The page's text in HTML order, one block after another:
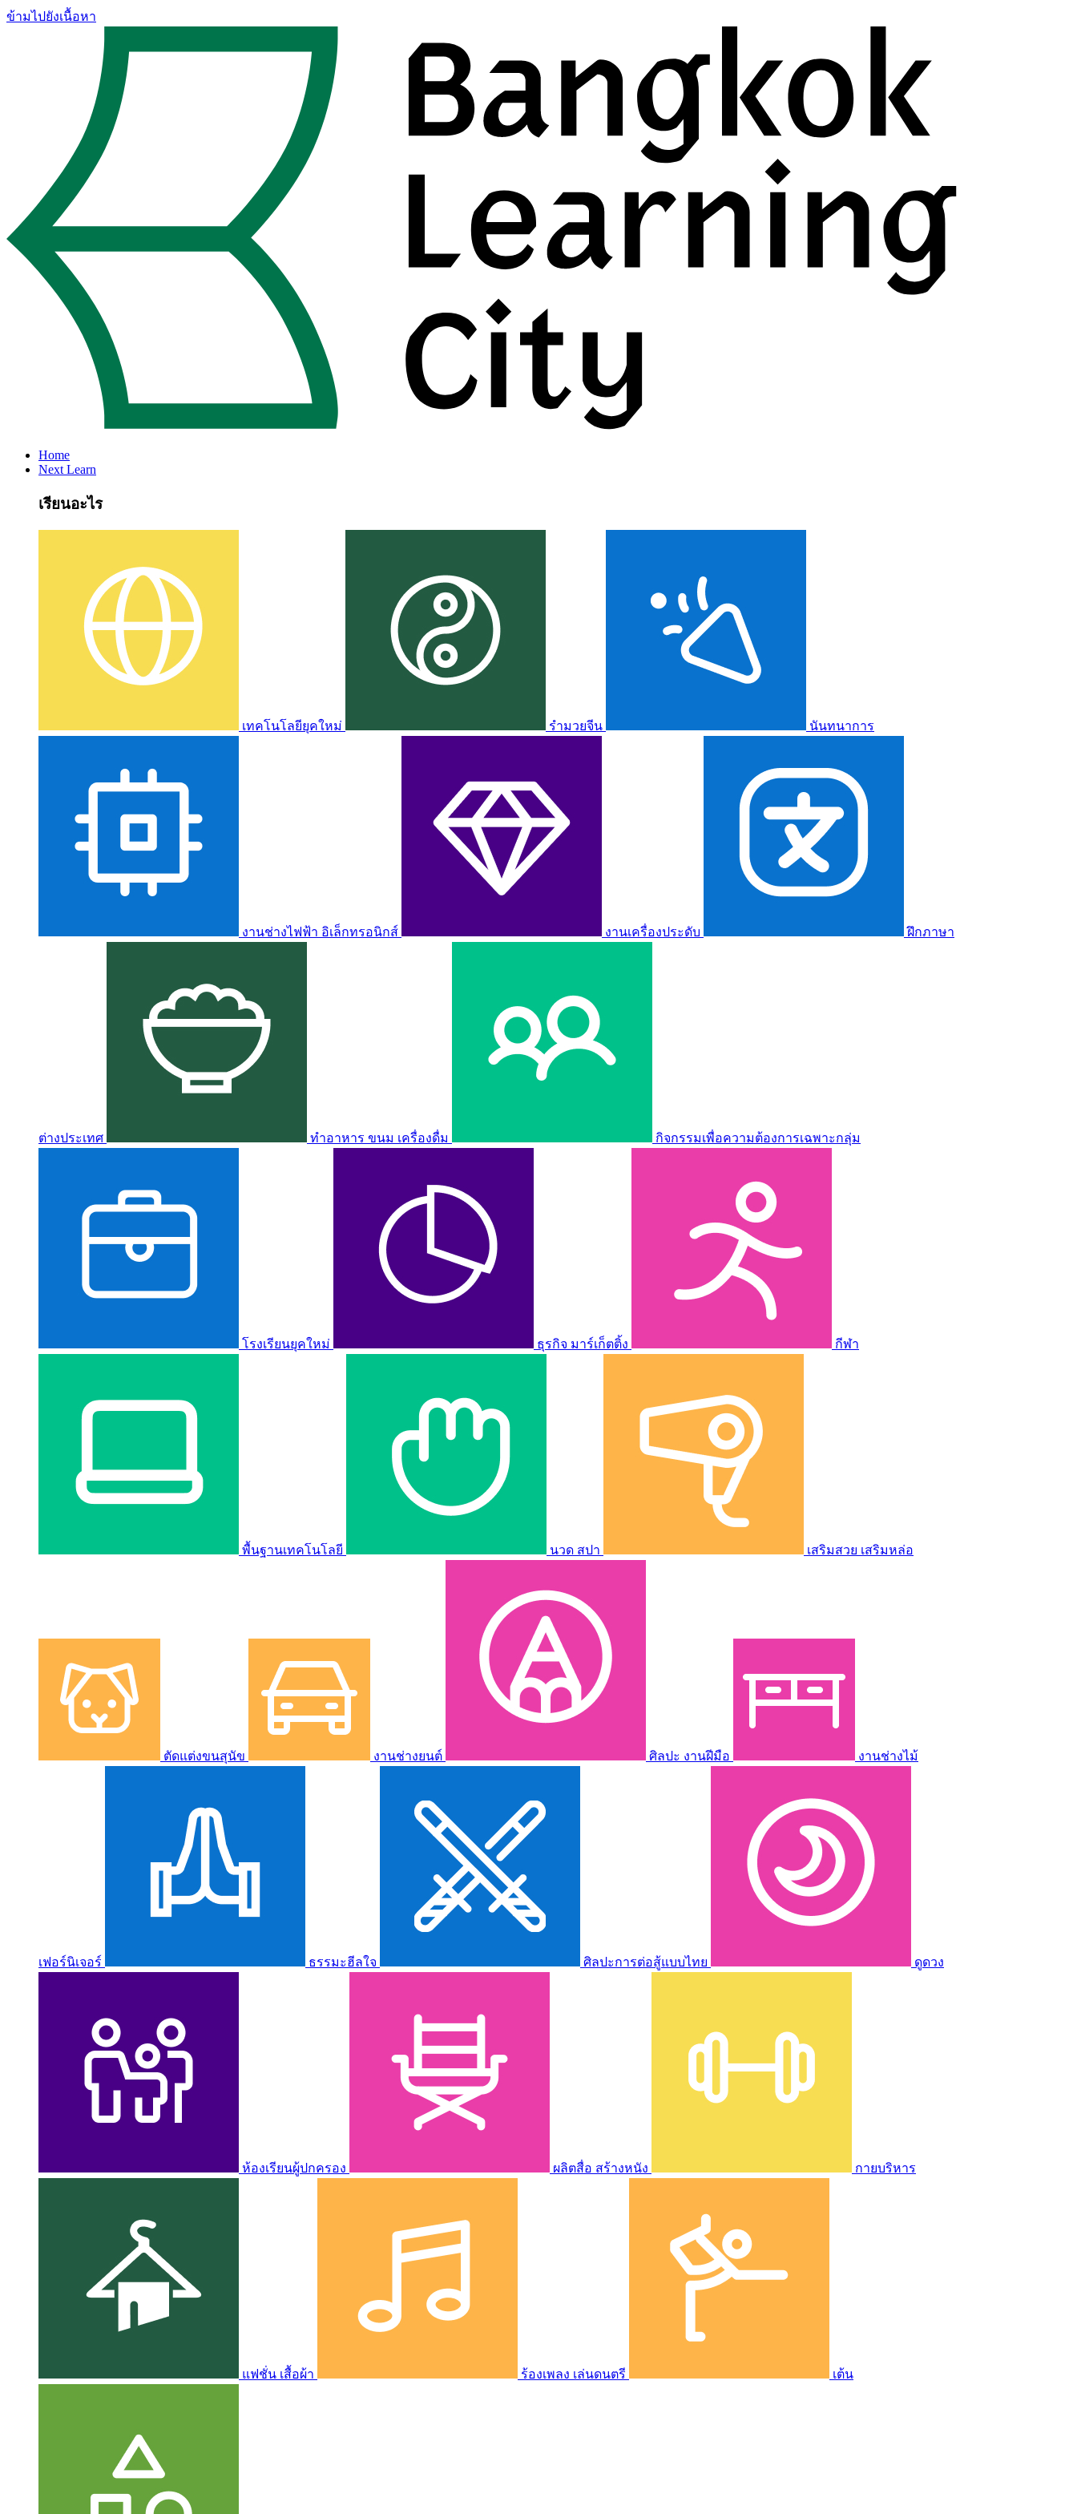
ข้ามไปยังเนื้อหา
Home
Next Learn
เรียนอะไร
เทคโนโลยียุคใหม่ รำมวยจีน นันทนาการ
งานช่างไฟฟ้า อิเล็กทรอนิกส์ งานเครื่องประดับ ฝึกภาษา
ต่างประเทศ ทำอาหาร ขนม เครื่องดื่ม กิจกรรมเพื่อความต้องการเฉพาะกลุ่ม
โรงเรียนยุคใหม่ ธุรกิจ มาร์เก็ตติ้ง กีฬา
พื้นฐานเทคโนโลยี นวด สปา เสริมสวย เสริมหล่อ
ตัดแต่งขนสุนัข งานช่างยนต์ ศิลปะ งานฝีมือ งานช่างไม้
เฟอร์นิเจอร์ ธรรมะฮีลใจ ศิลปะการต่อสู้แบบไทย ดูดวง
ห้องเรียนผู้ปกครอง ผลิตสื่อ สร้างหนัง กายบริหาร
แฟชั่น เสื้อผ้า ร้องเพลง เล่นดนตรี เต้น